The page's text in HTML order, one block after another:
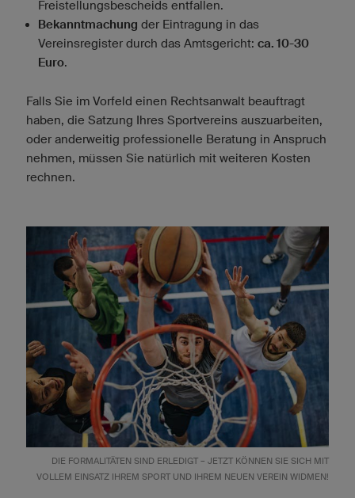
Freistellungsbescheids entfallen.
Bekanntmachung der Eintragung in das
Vereinsregister durch das Amtsgericht: ca. 10-30
Euro.
Falls Sie im Vorfeld einen Rechtsanwalt beauftragt
haben, die Satzung Ihres Sportvereins auszuarbeiten,
oder anderweitig professionelle Beratung in Anspruch
nehmen, müssen Sie natürlich mit weiteren Kosten
rechnen.
DIE FORMALITÄTEN SIND ERLEDIGT – JETZT KÖNNEN SIE SICH MIT
VOLLEM EINSATZ IHREM SPORT UND IHREM NEUEN VEREIN WIDMEN!